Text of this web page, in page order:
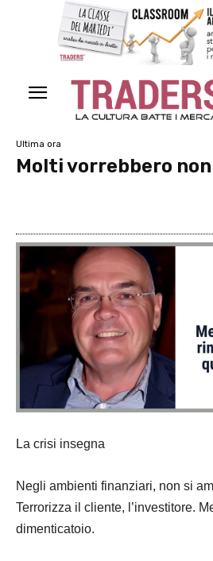
Ultima ora
Molti vorrebbero
La crisi insegna
Negli ambienti finanziari, non si
Terrorizza il cliente, l’investitore.
dimenticatoio.